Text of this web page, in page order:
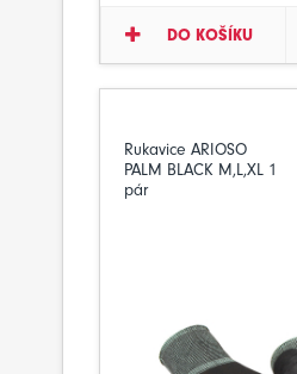
DO KOŠÍKU
Rukavice ARIOSO
PALM BLACK M,L,XL 1
pár